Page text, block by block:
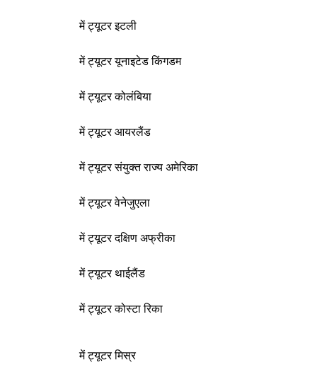
में ट्यूटर इटली
में ट्यूटर यूनाइटेड किंगडम
में ट्यूटर कोलंबिया
में ट्यूटर आयरलैंड
में ट्यूटर संयुक्त राज्य अमेरिका
में ट्यूटर वेनेजुएला
में ट्यूटर दक्षिण अफ्रीका
में ट्यूटर थाईलैंड
में ट्यूटर कोस्टा रिका
में ट्यूटर मिस्र